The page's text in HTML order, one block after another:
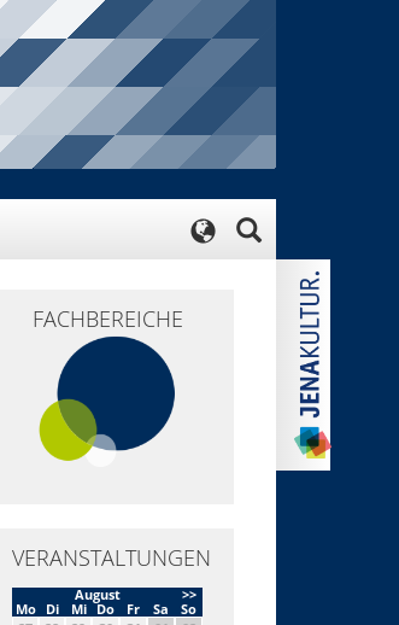
FACHBEREICHE
VERANSTALTUNGEN
>>
August
Mo
Di Mi Do Fr Sa
So